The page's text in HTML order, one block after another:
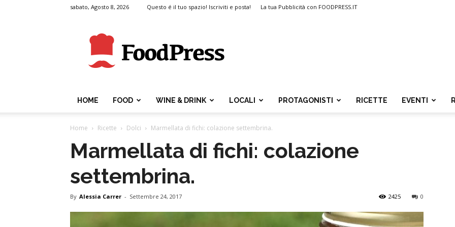
sabato, Agosto 8, 2026 Questo é il tuo spazio! Iscriviti e posta! La tua Pubblicità con FOODPRESS.IT
FoodPress
HOME FOOD WINE & DRINK LOCALI PROTAGONISTI RICETTE EVENTI
Home Ricette Dolci Marmellata di fichi: colazione settembrina.
Marmellata di fichi: colazione
settembrina.
By Alessia Carrer - Settembre 24, 2017 0
2425